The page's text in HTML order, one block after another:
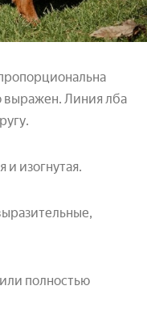
выражен. Линия лба
и изогнутая.
полностью